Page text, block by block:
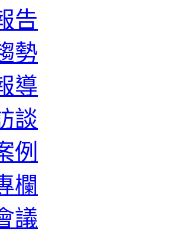
告
勢
導
談
例
欄
議